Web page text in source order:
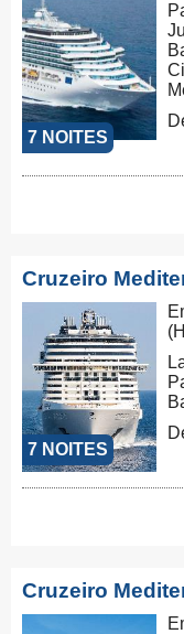
7 NOITES
Cruzeiro
7 NOITES
Cruzeiro